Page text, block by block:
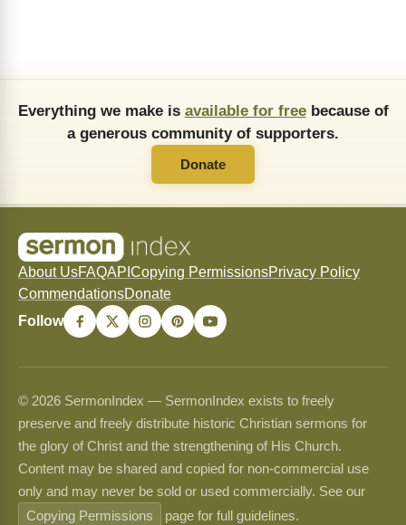
Everything we make is available for freebecause of
a generous community of supporters.
Donate
About UsFAQAPI Copying PermissionsPrivacy Policy
CommendationsDonate
Follow
© 2026 SermonIndex — SermonIndex exists to freely
preserve and freely distribute historic Christian sermons for
the glory of Christ and the strengthening of His Church.
Content may be shared and copied for non-commercial use
only and may never be sold or used commercially. See our
Copying Permissions
page for full guidelines.